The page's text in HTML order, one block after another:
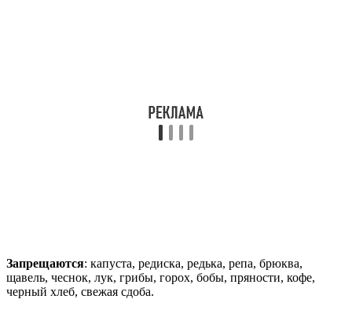
Запрещаются: капуста, редиска, редька, репа, брюква,
щавель, чеснок, лук, грибы, горох, бобы, пряности, кофе,
черный хлеб, свежая сдоба.